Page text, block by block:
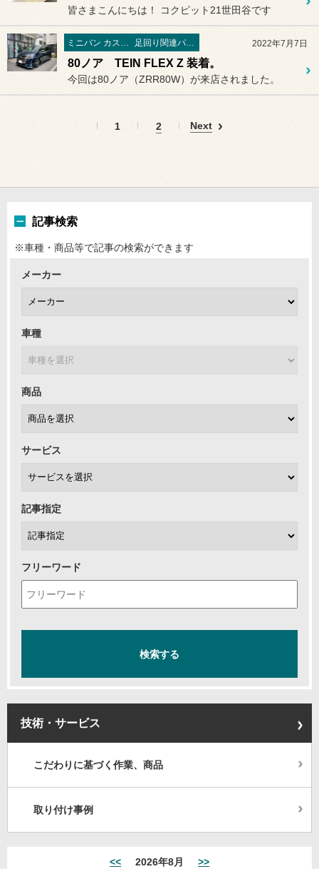
皆さまこんにちは！ コクピット21世田谷です
ミニバン カスタマイズ編 足回り関連パーツ 2022年7月7日
80ノア TEIN FLEX Z 装着。
今回は80ノア（ZRR80W）が来店されました。
1 2 Next
記事検索
※車種・商品等で記事の検索ができます
メーカー
車種
商品
サービス
記事指定
フリーワード
技術・サービス
こだわりに基づく作業、商品
取り付け事例
<< 2026年8月 >>